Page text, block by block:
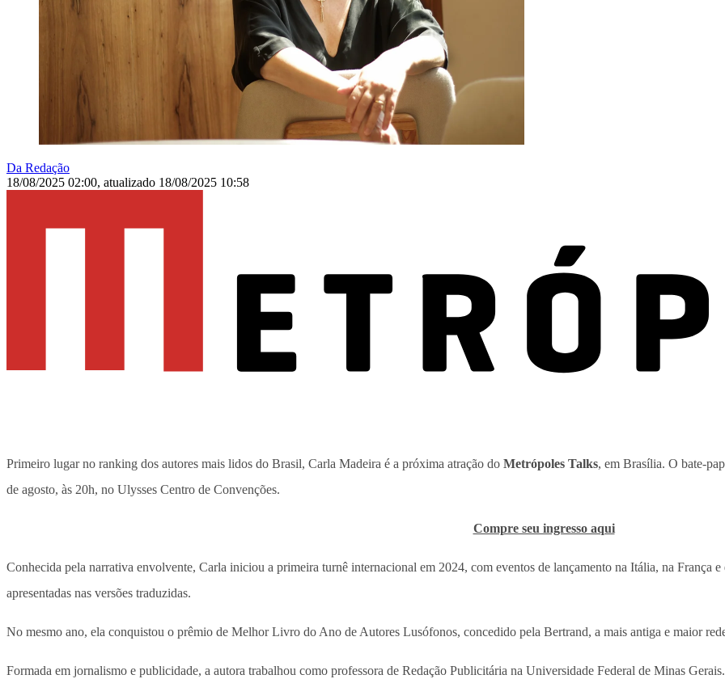
Da Redação
18/08/2025 02:00, atualizado 18/08/2025 10:58
Primeiro lugar no ranking dos autores mais lidos do Brasil, Carla Madeira é a próxima atração do Metrópoles Talks, em Brasília. O bate-
de agosto, às 20h, no Ulysses Centro de Convenções.
Compre seu ingresso aqui
Conhecida pela narrativa envolvente, Carla iniciou a primeira turnê internacional em 2024, com eventos de lançamento na Itália, na França
apresentadas nas versões traduzidas.
No mesmo ano, ela conquistou o prêmio de Melhor Livro do Ano de Autores Lusófonos, concedido pela Bertrand, a mais antiga e maior
Formada em jornalismo e publicidade, a autora trabalhou como professora de Redação Publicitária na Universidade Federal de Minas